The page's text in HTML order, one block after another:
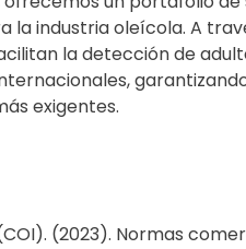
la industria oleícola. A
la detección de
exigentes.
(2023). Normas